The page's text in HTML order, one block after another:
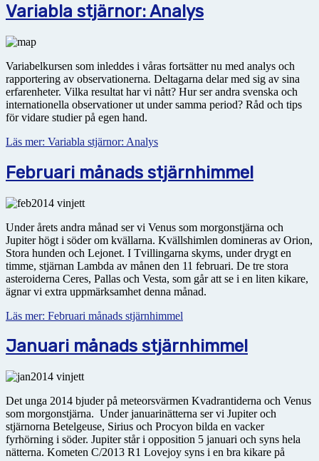
Variabla stjärnor: Analys
Variabelkursen som inleddes i våras fortsätter nu med analys och
rapportering av observationerna. Deltagarna delar med sig av sina
erfarenheter. Vilka resultat har vi nått? Hur ser andra svenska och
internationella observationer ut under samma period? Råd och tips
för vidare studier på egen hand.
Läs mer: Variabla stjärnor: Analys
Februari månads stjärnhimmel
Under årets andra månad ser vi Venus som morgonstjärna och
Jupiter högt i söder om kvällarna. Kvällshimlen domineras av Orion,
Stora hunden och Lejonet. I Tvillingarna skyms, under drygt en
timme, stjärnan Lambda av månen den 11 februari. De tre stora
asteroiderna Ceres, Pallas och Vesta, som går att se i en liten kikare,
ägnar vi extra uppmärksamhet denna månad.
Läs mer: Februari månads stjärnhimmel
Januari månads stjärnhimmel
Det unga 2014 bjuder på meteorsvärmen Kvadrantiderna och Venus
som morgonstjärna. Under januarinätterna ser vi Jupiter och
stjärnorna Betelgeuse, Sirius och Procyon bilda en vacker
fyrhörning i söder. Jupiter står i opposition 5 januari och syns hela
nätterna. Kometen C/2013 R1 Lovejoy syns i en bra kikare på